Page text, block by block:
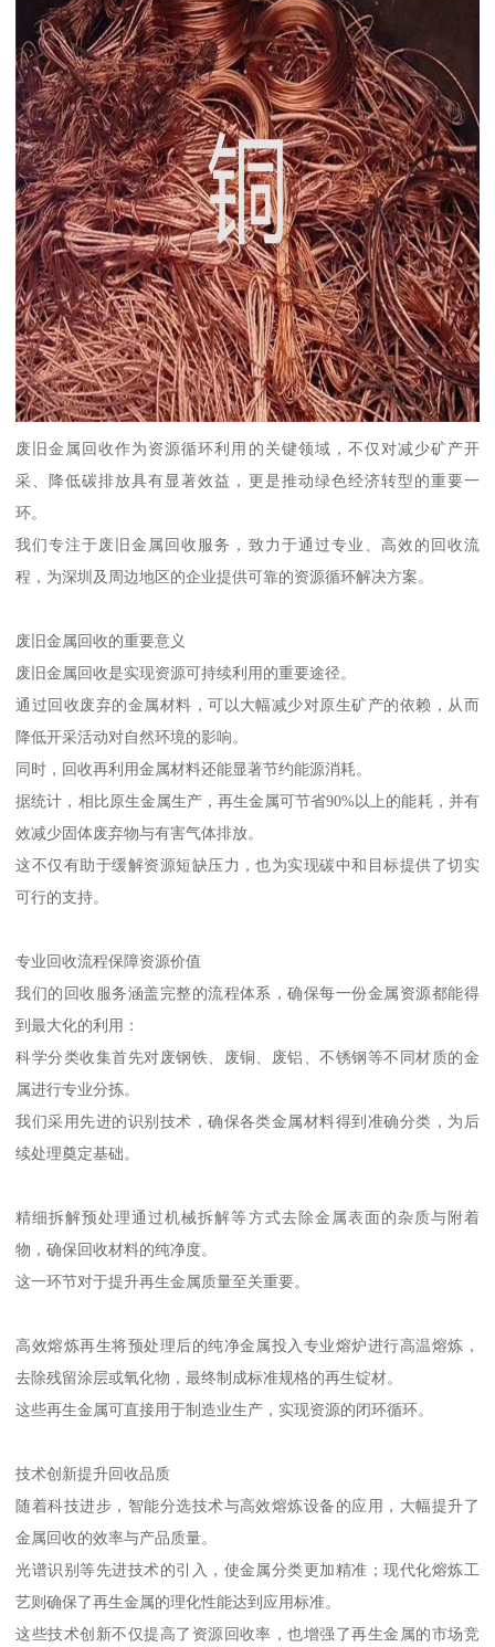
废旧金属回收作为资源循环利用的关键领域，不仅对减少矿产开
采、降低碳排放具有显著效益，更是推动绿色经济转型的重要一
环。
我们专注于废旧金属回收服务，致力于通过专业、高效的回收流
程，为深圳及周边地区的企业提供可靠的资源循环解决方案。
废旧金属回收的重要意义
废旧金属回收是实现资源可持续利用的重要途径。
通过回收废弃的金属材料，可以大幅减少对原生矿产的依赖，从而
降低开采活动对自然环境的影响。
同时，回收再利用金属材料还能显著节约能源消耗。
据统计，相比原生金属生产，再生金属可节省90%以上的能耗，并有
效减少固体废弃物与有害气体排放。
这不仅有助于缓解资源短缺压力，也为实现碳中和目标提供了切实
可行的支持。
专业回收流程保障资源价值
我们的回收服务涵盖完整的流程体系，确保每一份金属资源都能得
到最大化的利用：
科学分类收集首先对废钢铁、废铜、废铝、不锈钢等不同材质的金
属进行专业分拣。
我们采用先进的识别技术，确保各类金属材料得到准确分类，为后
续处理奠定基础。
精细拆解预处理通过机械拆解等方式去除金属表面的杂质与附着
物，确保回收材料的纯净度。
这一环节对于提升再生金属质量至关重要。
高效熔炼再生将预处理后的纯净金属投入专业熔炉进行高温熔炼，
去除残留涂层或氧化物，最终制成标准规格的再生锭材。
这些再生金属可直接用于制造业生产，实现资源的闭环循环。
技术创新提升回收品质
随着科技进步，智能分选技术与高效熔炼设备的应用，大幅提升了
金属回收的效率与产品质量。
光谱识别等先进技术的引入，使金属分类更加精准；现代化熔炼工
艺则确保了再生金属的理化性能达到应用标准。
这些技术创新不仅提高了资源回收率，也增强了再生金属的市场竞